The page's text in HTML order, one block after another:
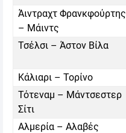
Άιντραχτ Φρανκφούρτης
– Μάιντς
Τσέλσι – Άστον Βίλα
Κάλιαρι – Τορίνο
Τότεναμ – Μάντσεστερ
Σίτι
Αλμερία – Αλαβές